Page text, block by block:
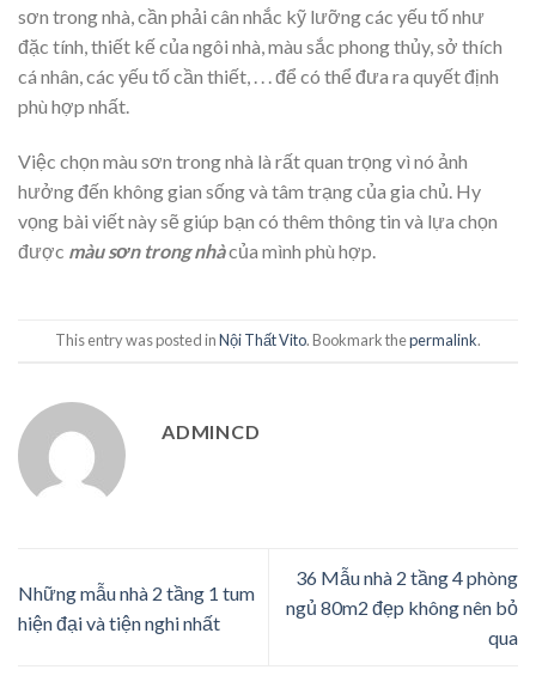
sơn trong nhà, cần phải cân nhắc kỹ lưỡng các yếu tố như
đặc tính, thiết kế của ngôi nhà, màu sắc phong thủy, sở thích
cá nhân, các yếu tố cần thiết, . . . để có thể đưa ra quyết định
phù hợp nhất.
Việc chọn màu sơn trong nhà là rất quan trọng vì nó ảnh
hưởng đến không gian sống và tâm trạng của gia chủ. Hy
vọng bài viết này sẽ giúp bạn có thêm thông tin và lựa chọn
được màu sơn trong nhàcủa mình phù hợp.
This entry was posted inNội Thất Vito. Bookmark thepermalink.
ADMINCD
Những mẫu nhà 2 tầng 1 tum
hiện đại và tiện nghi nhất
36 Mẫu nhà 2 tầng 4 phòng
ngủ 80m2 đẹp không nên bỏ
qua